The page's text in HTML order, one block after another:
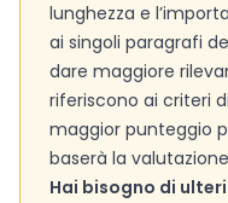
lunghezza e
ai singoli paragrafi
dare maggiore
riferiscono ai criteri
maggior punteggio
baserà la
Hai bisogno di